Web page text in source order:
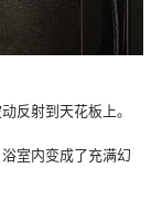
反射到天花板上。
室内变成了充满幻